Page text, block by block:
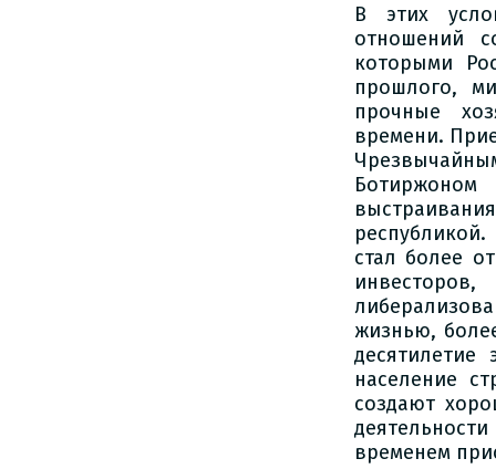
В этих
отношений
которыми
прошлого,
прочные
времени.
стал более
жизнью,
десятилетие
население
создают
временем